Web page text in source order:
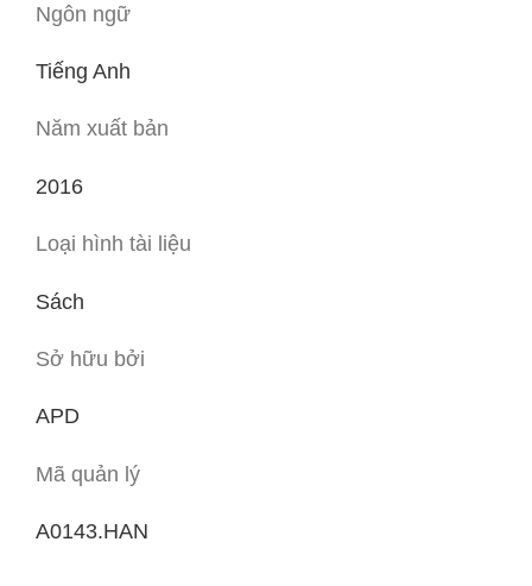
Ngôn ngữ
Tiếng Anh
Năm xuất bản
2016
Loại hình tài liệu
Sách
Sở hữu bởi
APD
Mã quản lý
A0143.HAN